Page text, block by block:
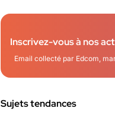
Inscrivez-vous à nos
Email collecté par Edcom,
Sujets tendances